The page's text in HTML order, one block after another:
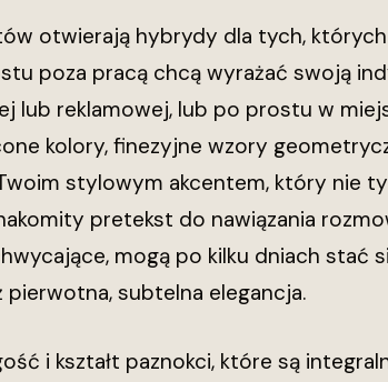
otwierają hybrydy dla tych,
poza pracą chcą wyrażać swoją
lub reklamowej, lub po prostu w
kolory, finezyjne wzory
stylowym akcentem, który nie
pretekst do nawiązania
mogą po kilku dniach stać
subtelna elegancja.
i kształt paznokci, które są